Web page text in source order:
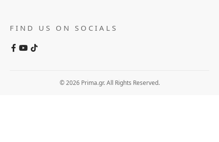
FIND US ON SOCIALS
© 2026 Prima.gr. All Rights Reserved.